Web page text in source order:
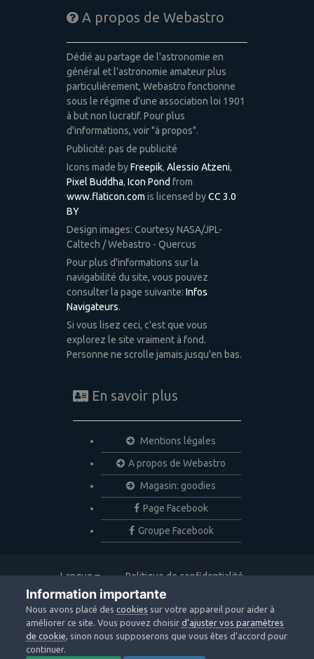
A propos de Webastro
Dédié au partage de l'astronomie en
général et l'astronomie amateur plus
particulièrement, Webastro fonctionne
sous le régime d'une association loi 1901
à but non lucratif. Pour plus
d'informations, voir "à propos".
Publicité: pas de publicité
Icons made byFreepik, Alessio Atzeni,
Pixel Buddha, Icon Pond from
www.flaticon.com is licensed byCC 3.0
BY
Design images: Courtesy NASA/JPL-
Caltech / Webastro - Quercus
Pour plus d'informations sur la
navigabilité du site, vous pouvez
consulter la page suivante: Infos
Navigateurs.
Si vous lisez ceci, c'est que vous
explorez le site vraiment à fond.
Personne ne scrolle jamais jusqu'en bas.
En savoir plus
Mentions légales
A propos de Webastro
Magasin: goodies
Page Facebook
Groupe Facebook
Langue
Politique de confidentialité
Nous contacter
Copyright © 2020 Webastro
Powered by Invision Community
Information importante
Nous avons placé descookies sur votre appareil pour aider à
améliorer ce site. Vous pouvez choisird’ajuster vos paramètres
de cookie, sinon nous supposerons que vous êtes d’accord pour
continuer.